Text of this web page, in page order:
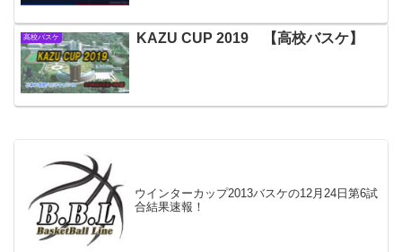
高校バスケ KAZU CUP 2019 【高校バスケ】
ウインターカップ2013バスケの12月24日第6試
合結果速報！